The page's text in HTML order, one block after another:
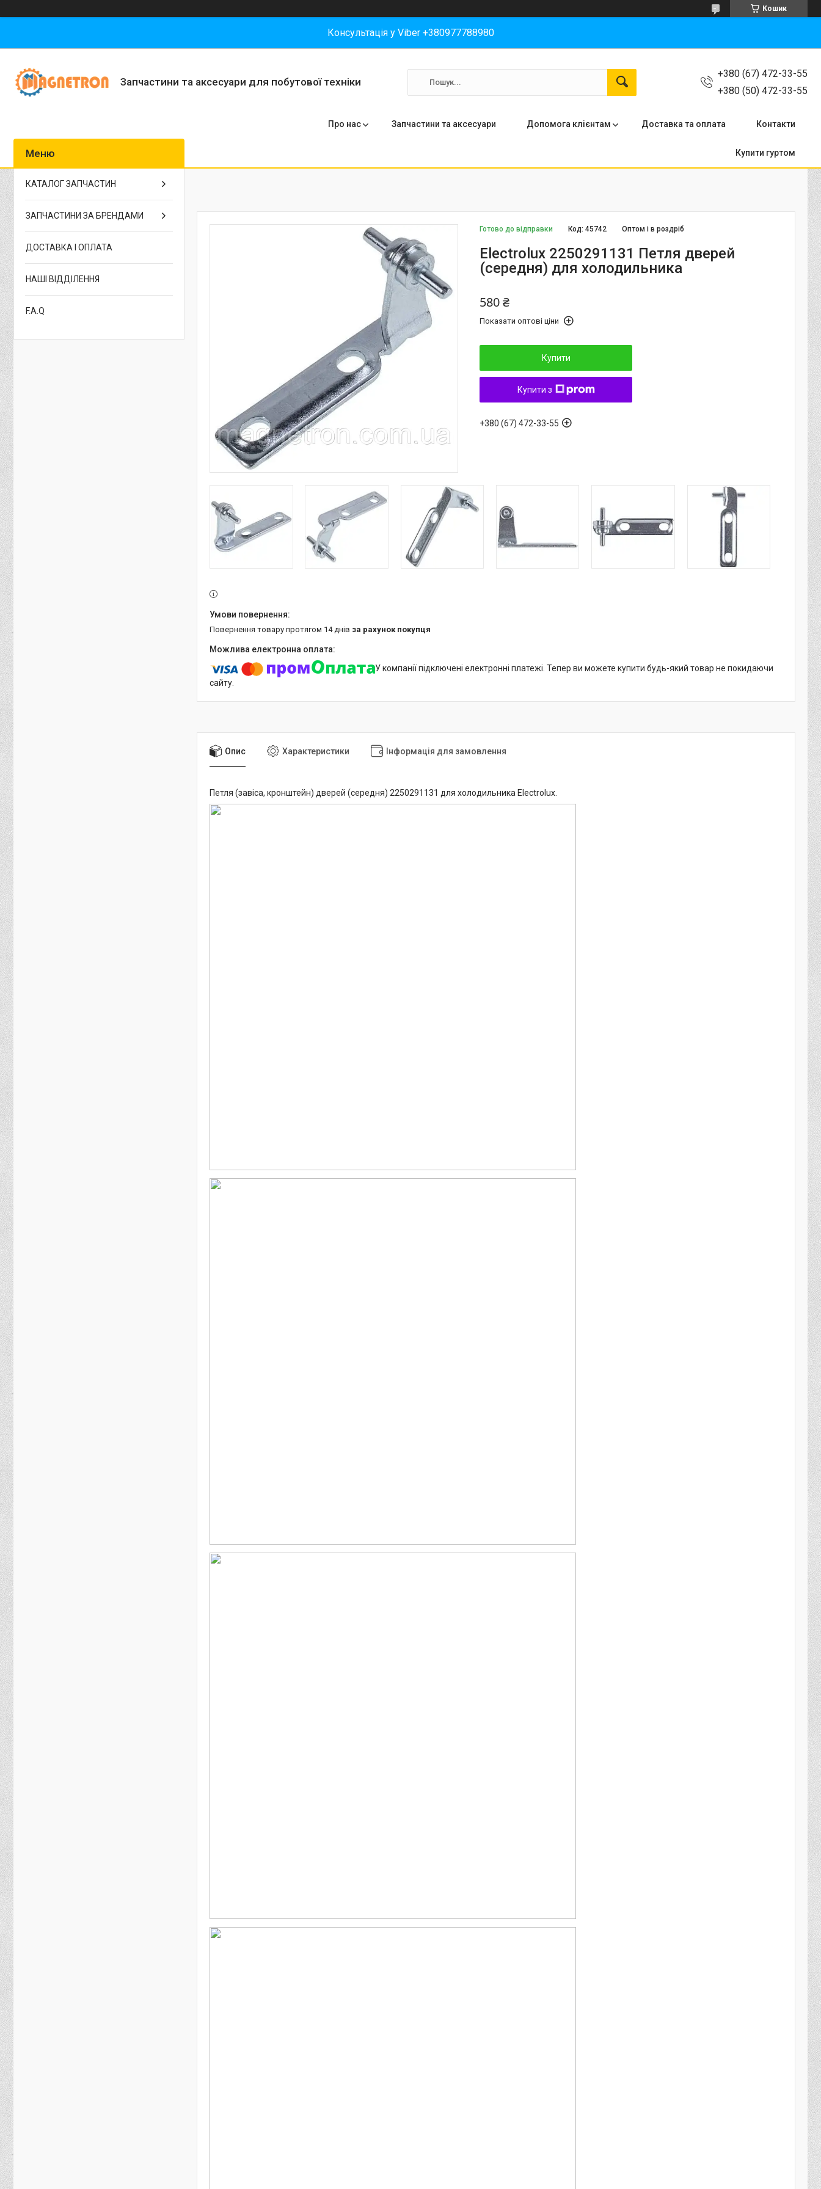
Кошик
Консультація у Viber +380977788980
Запчастини та аксесуари для побутової техніки
+380 (67) 472-33-55
+380 (50) 472-33-55
Про нас Запчастини та аксесуари Допомога клієнтам Доставка та оплата Контакти
Купити гуртом
Готово до відправки Оптом і в роздріб
Код:45742
Electrolux 2250291131 Петля дверей
(середня) для холодильника
580 ₴
Показати оптові ціни
Купити
Купити з
+380 (67) 472-33-55
повернення товару протягом 14 днів за рахунок покупця
У компанії підключені електронні платежі. Тепер ви можете купити будь-який товар не покидаючи
сайту.
Опис Характеристики Інформація для замовлення
Петля (завіса, кронштейн) дверей (середня) 2250291131 для холодильника Electrolux.
КАТАЛОГ ЗАПЧАСТИН
ЗАПЧАСТИНИ ЗА БРЕНДАМИ
ДОСТАВКА І ОПЛАТА
НАШІ ВІДДІЛЕННЯ
F.A.Q